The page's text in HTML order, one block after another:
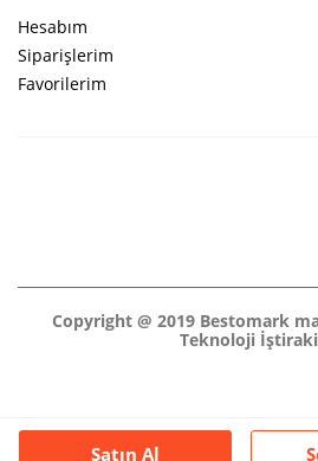
Satın Al
Hesabım
Siparişlerim
Favorilerim
Copyright @ 2019 Bestomark
Teknoloji